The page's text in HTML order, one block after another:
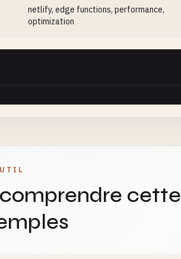
netlify, edge functions, performance,
optimization
cette